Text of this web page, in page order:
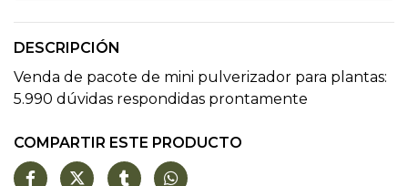
DESCRIPCIÓN
Venda de pacote de mini pulverizador para plantas:
5.990 dúvidas respondidas prontamente
COMPARTIR ESTE PRODUCTO